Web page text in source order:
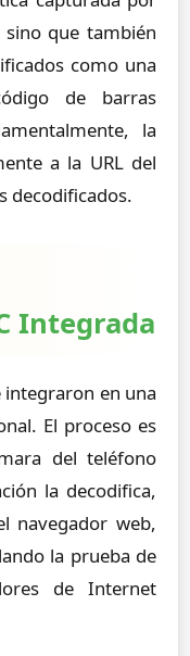
que también
como una
de barras
la
a la URL del
decodificados.
Integrada
en una
El proceso es
del teléfono
la decodifica,
navegador web,
la prueba de
de Internet